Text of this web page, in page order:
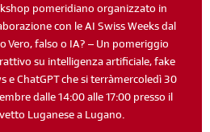
pomeridiano organizzato in
con le AI Swiss Weeks dal
Vero, falso o IA? – Un pomeriggio
su intelligenza artificiale, fake
e ChatGPT che si terràmercoledì 30
dalle 14:00 alle 17:00 presso il
Luganese a Lugano.